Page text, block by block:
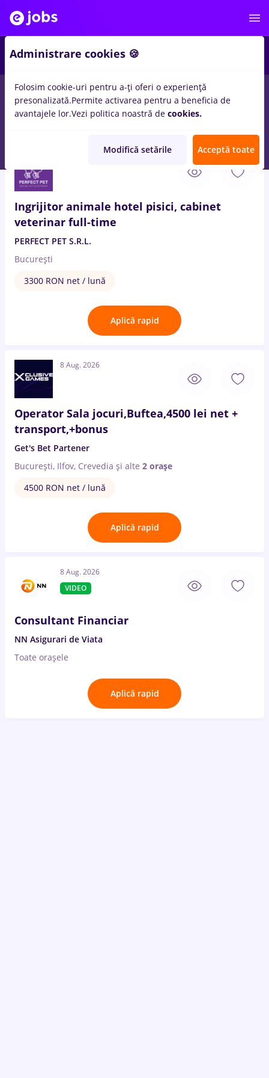
Salarii Remote (de acasă) București Cluj-
Ingrijitor animale hotel pisici, cabinet
veterinar full-time
PERFECT PET S.R.L.
București
3300 RON net / lună
Aplică rapid
8 Aug. 2026
Operator Sala jocuri,Buftea,4500 lei net +
transport,+bonus
Get's Bet Partener
București, Ilfov, Crevedia și alte 2 orașe
4500 RON net / lună
Aplică rapid
8 Aug. 2026
VIDEO
Consultant Financiar
NN Asigurari de Viata
Toate oraşele
Aplică rapid
Administrare cookies 🍪
Folosim cookie-uri pentru a-ți oferi o experiență
presonalizată.Permite activarea pentru a beneficia de
avantajele lor.Vezi politica noastră de cookies.
Modifică setările Acceptă toate